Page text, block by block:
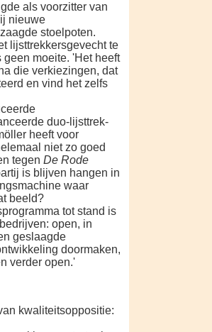
als voorzitter van
nieuwe
stoelpoten.
lijsttrekkersgevecht te
moeite. 'Het heeft
die verkiezingen, dat
en vind het zelfs
duo-lijsttrek­
heeft voor
niet zo goed
tegen De Rode
is blijven hangen in
waar
beeld?
tot stand is
open, in
geslaagde
doormaken,
verder open.'
kwaliteitsoppositie: